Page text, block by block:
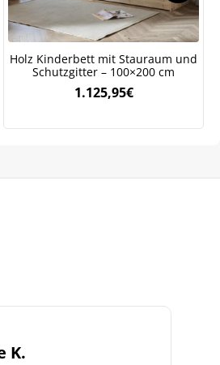
Holz Kinderbett mit Stauraum und
Schutzgitter – 100×200 cm
1.125,95€
K.